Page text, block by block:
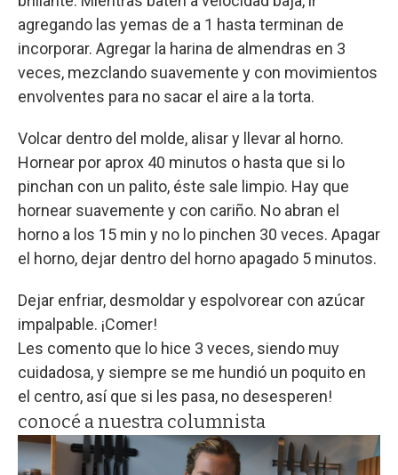
agregando las yemas de a 1 hasta terminan de
incorporar. Agregar la harina de almendras en 3
veces, mezclando suavemente y con movimientos
envolventes para no sacar el aire a la torta.
Volcar dentro del molde, alisar y llevar al horno.
Hornear por aprox 40 minutos o hasta que si lo
pinchan con un palito, éste sale limpio. Hay que
hornear suavemente y con cariño. No abran el
horno a los 15 min y no lo pinchen 30 veces. Apagar
el horno, dejar dentro del horno apagado 5 minutos.
Dejar enfriar, desmoldar y espolvorear con azúcar
impalpable. ¡Comer!
Les comento que lo hice 3 veces, siendo muy
cuidadosa, y siempre se me hundió un poquito en
el centro, así que si les pasa, no desesperen!
conocé a nuestra columnista